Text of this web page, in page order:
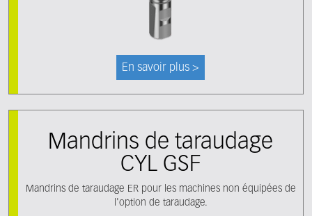
En savoir plus >
Mandrins de taraudage
CYL GSF
Mandrins de taraudage ER pour les machines non équipées de
l'option de taraudage.